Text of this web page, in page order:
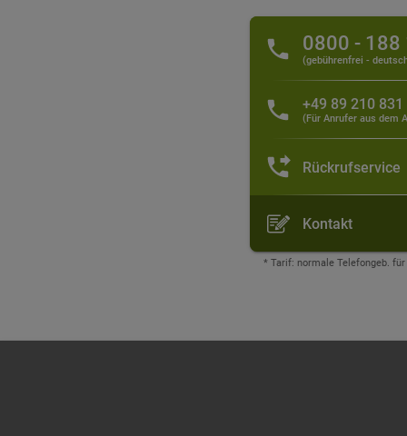
0800 - 188
(gebührenfrei -
+49 89 210 831
(Für Anrufer aus dem
Rückrufservice
Kontakt
* Tarif: normale Telefongeb.